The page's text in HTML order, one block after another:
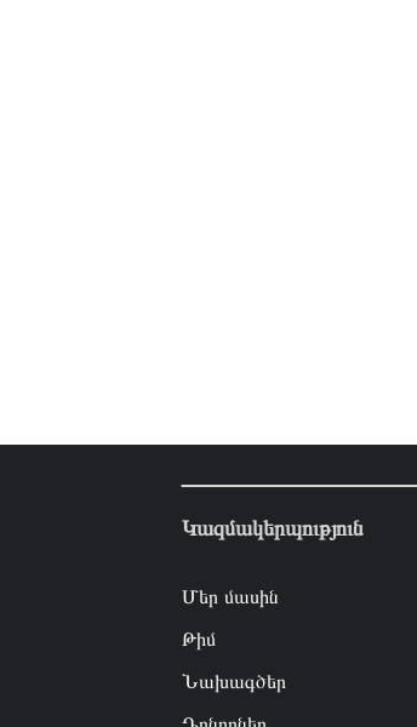
Կազմակերպություն
Մեր մասին
Թիմ
Նախագծեր